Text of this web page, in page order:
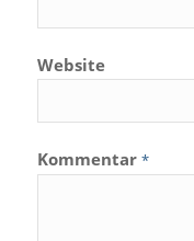
Website
Kommentar *